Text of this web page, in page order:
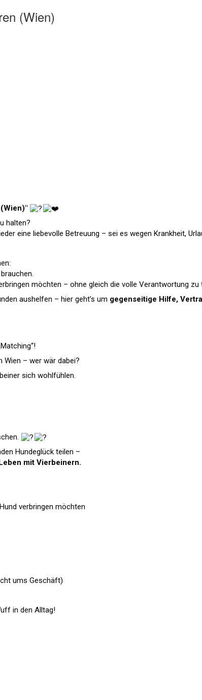
(Wien)
halten?
eine liebevolle Betreuung – sei es wegen Krankheit,
möchten – ohne gleich die volle Verantwortung zu
aushelfen – hier geht’s um gegenseitige Hilfe,
Wien – wer wär dabei?
sich wohlfühlen.
Hundeglück teilen –
mit Vierbeinern.
verbringen möchten
ums Geschäft)
in den Alltag!